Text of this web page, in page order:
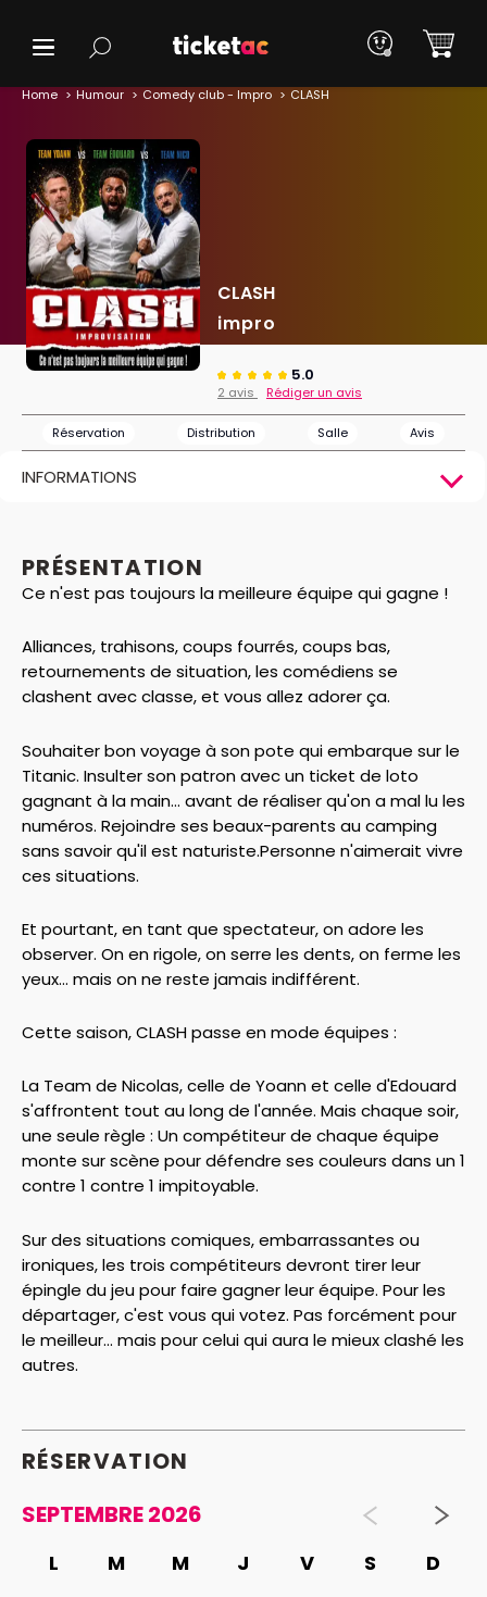
Home Humour Comedy club - Impro CLASH
CLASH
impro
5.0
2 avis Rédiger un avis
Réservation Distribution Salle Avis
INFORMATIONS
PRÉSENTATION
Ce n'est pas toujours la meilleure équipe qui gagne !
Alliances, trahisons, coups fourrés, coups bas,
retournements de situation, les comédiens se
clashent avec classe, et vous allez adorer ça.
Souhaiter bon voyage à son pote qui embarque sur le
Titanic. Insulter son patron avec un ticket de loto
gagnant à la main... avant de réaliser qu'on a mal lu les
numéros. Rejoindre ses beaux-parents au camping
sans savoir qu'il est naturiste.Personne n'aimerait vivre
ces situations.
Et pourtant, en tant que spectateur, on adore les
observer. On en rigole, on serre les dents, on ferme les
yeux... mais on ne reste jamais indifférent.
Cette saison, CLASH passe en mode équipes :
La Team de Nicolas, celle de Yoann et celle d'Edouard
s'affrontent tout au long de l'année. Mais chaque soir,
une seule règle : Un compétiteur de chaque équipe
monte sur scène pour défendre ses couleurs dans un 1
contre 1 contre 1 impitoyable.
Sur des situations comiques, embarrassantes ou
ironiques, les trois compétiteurs devront tirer leur
épingle du jeu pour faire gagner leur équipe. Pour les
départager, c'est vous qui votez. Pas forcément pour
le meilleur... mais pour celui qui aura le mieux clashé les
autres.
RÉSERVATION
SEPTEMBRE 2026
L M M J V S D